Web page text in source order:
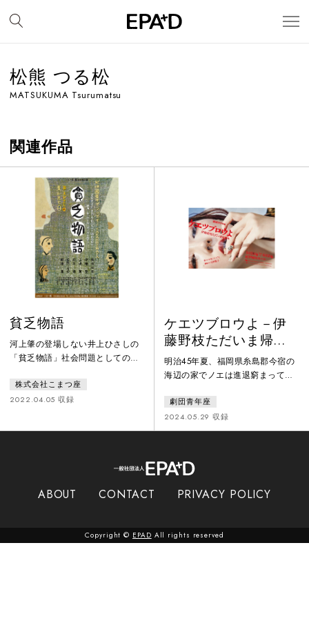
松熊 つる松
MATSUKUMA Tsurumatsu
関連作品
貧乏物語
河上肇の登場しない井上ひさしの
「貧乏物語」社会問題としての資
と問う人すべてに捧げる可憐な女
性六人の事情と人生。時は大正5
肇の『貧乏物語』。 その河上肇
性たちがいた。私たちはおんなじ
株式会社こまつ座
2022.04.05 収録
ケエツブロウよ－伊
藤野枝ただいま帰省
中
明治45年夏、福岡県糸島郡今宿の
海辺の家でノエは進退窮まってい
れていた結婚が嫌で飛び出したの
が春の終わり、恩師だった辻潤の
もとへ身を寄せ、「青鞜」の平塚
京に戻る金もなく針の筵だったあ
ロウよ、かなしお前とあの渦巻へ
まれ故郷
劇団青年座
2024.05.29 収録
ABOUT CONTACT PRIVACY POLICY
Copyright © EPAD All rights reserved